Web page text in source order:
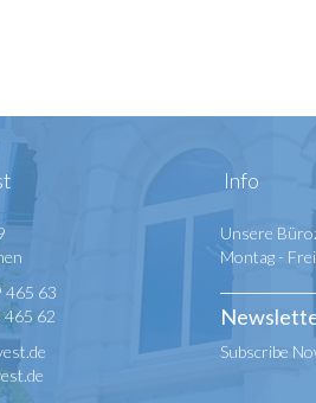
465 63
465 62
Info
Unsere
Montag -
Subscribe